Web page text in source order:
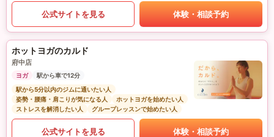
公式サイトを見る 体験・相談予約
ホットヨガのカルド
府中店
ヨガ
駅から車で12分
駅から5分以内のジムに通いたい人
姿勢・腰痛・肩こりが気になる人
ホットヨガを始めたい人
ストレスを解消したい人
グループレッスンで始めたい人
公式サイトを見る 体験・相談予約